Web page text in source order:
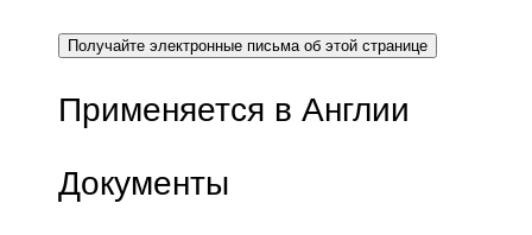
Получайте электронные письма об этой странице
Применяется в Англии
Документы